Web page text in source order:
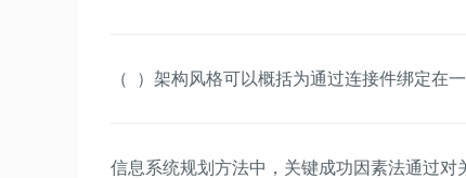
（ ）架构风格可以概括为通过连接件绑定在
信息系统规划方法中，关键成功因素法通过